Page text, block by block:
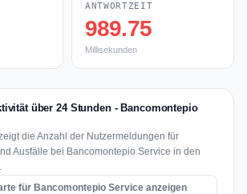
ANTWORTZEIT
989.75
Millisekunden
über 24 Stunden - Bancomontepio
die Anzahl der Nutzermeldungen für
Ausfälle bei Bancomontepio Service in den
für Bancomontepio Service anzeigen